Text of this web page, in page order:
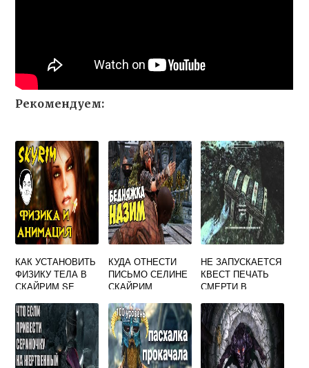
Рекомендуем:
КАК УСТАНОВИТЬ
ФИЗИКУ ТЕЛА В
СКАЙРИМ SE
КУДА ОТНЕСТИ
ПИСЬМО СЕЛИНЕ
СКАЙРИМ
НЕ ЗАПУСКАЕТСЯ
КВЕСТ ПЕЧАТЬ
СМЕРТИ В